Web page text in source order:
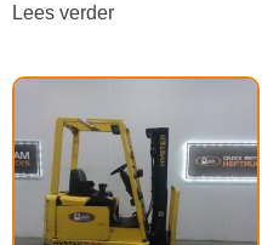
Lees verder